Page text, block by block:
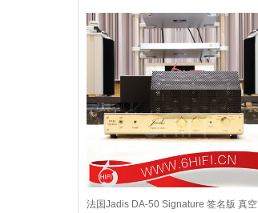
法国Jadis DA-50 Signature 签名版 真空